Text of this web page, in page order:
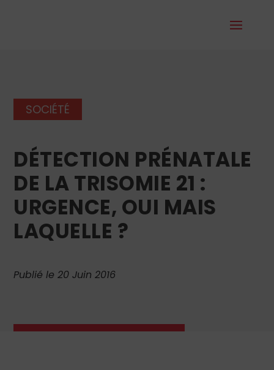
SOCIÉTÉ
DÉTECTION PRÉNATALE
DE LA TRISOMIE 21 :
URGENCE, OUI MAIS
LAQUELLE ?
Publié le 20 Juin 2016